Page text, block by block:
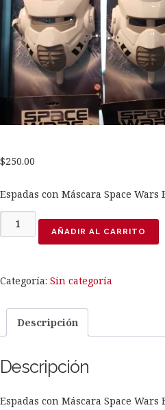
$250.00
Espadas con Máscara Space Wars
Espadas
con
Wars
AÑADIR AL CARRITO
Categoría: Sin categoría
Descripción
Descripción
Espadas con Máscara Space